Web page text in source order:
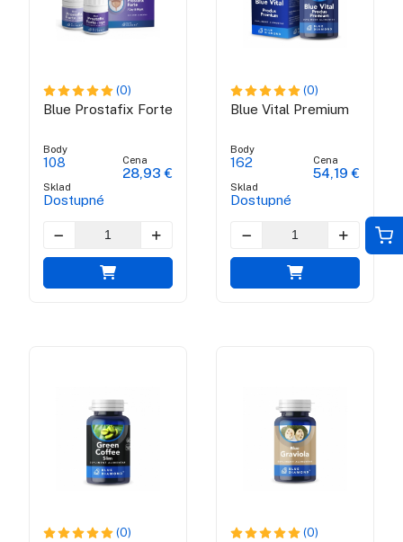
(0)
Blue Prostafix Forte
Body
108
Sklad
Dostupné
Cena
28,93 €
(0)
Blue Vital Premium
Body
162
Sklad
Dostupné
Cena
54,19 €
(0) (0)